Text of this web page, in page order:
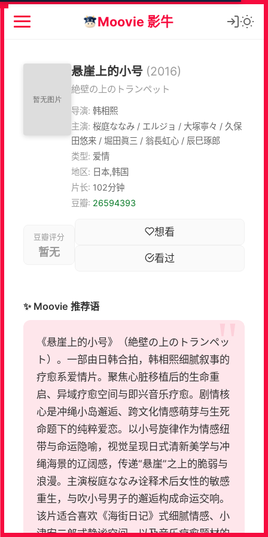
Moovie 影牛
悬崖上的小号 (2016)
絶壁の上のトランペット
导演: 韩相熙
主演: 桜庭ななみ / エルジョ / 大塚寧々 / 久保
田悠来 / 堀田眞三 / 翁長虹心 / 辰巳琢郎
类型: 爱情
地区: 日本,韩国
片长: 102分钟
豆瓣: 26594393
豆瓣评分
暂无
想看
看过
✨ Moovie 推荐语
《悬崖上的小号》（絶壁の上のトランペッ
ト）。一部由日韩合拍，韩相熙细腻叙事的
疗愈系爱情片。聚焦心脏移植后的生命重
启、异域疗愈空间与即兴音乐疗愈。剧情核
心是冲绳小岛邂逅、跨文化情感萌芽与生死
命题下的纯粹爱恋。以小号旋律作为情感纽
带与命运隐喻，视觉呈现日式清新美学与冲
绳海景的辽阔感，传递“悬崖”之上的脆弱与
浪漫。主演桜庭ななみ诠释术后女性的敏感
重生，与吹小号男子的邂逅构成命运交响。
该片适合喜欢《海街日记》式细腻情感、小
津安二郎式静谧空间，以及音乐疗愈题材的